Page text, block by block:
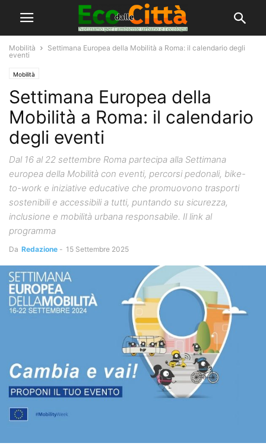
Mobilità
Settimana Europea della Mobilità a Roma: il calendario degli
eventi
Mobilità
Settimana Europea della
Mobilità a Roma: il calendario
degli eventi
Dal 16 al 22 settembre Roma partecipa alla Settimana
europea della Mobilità con eventi, percorsi pedonali, bike-
to-work e iniziative educative che promuovono trasporti
sostenibili e accessibili a tutti, puntando su sicurezza,
inclusione e mobilità urbana responsabile. Il link al
programma
Da Redazione - 15 Settembre 2025